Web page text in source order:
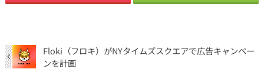
Floki（フロキ）がNYタイムズスクエアで広告キャンペー
ンを計画